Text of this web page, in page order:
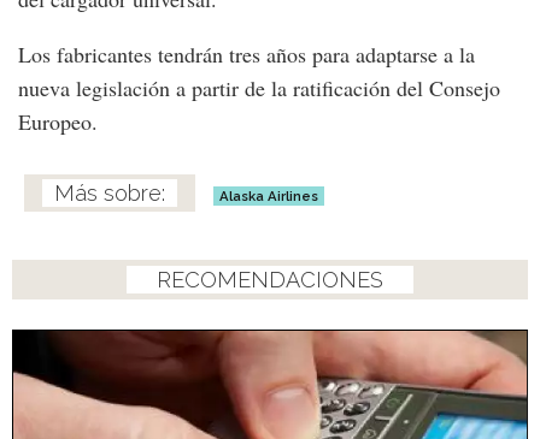
Los fabricantes tendrán tres años para adaptarse a la
nueva legislación a partir de la ratificación del Consejo
Europeo.
Alaska Airlines
RECOMENDACIONES